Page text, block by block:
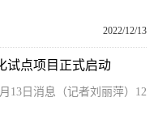
2022/12/13
试点项目正式启动
13日消息（记者刘丽萍）12